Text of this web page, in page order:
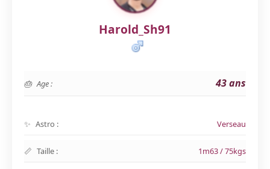
Harold_Sh91
Age : 43 ans
Astro : Verseau
Taille : 1m63 / 75kgs